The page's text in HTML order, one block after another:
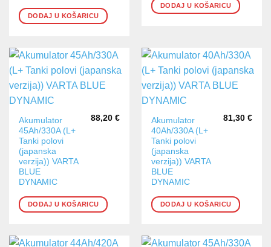
DODAJ U KOŠARICU
DODAJ U KOŠARICU
Akumulator
45Ah/330A (L+
Tanki polovi
(japanska
verzija)) VARTA
BLUE
DYNAMIC
88,20 €
DODAJ U KOŠARICU
Akumulator
40Ah/330A (L+
Tanki polovi
(japanska
verzija)) VARTA
BLUE
DYNAMIC
81,30 €
DODAJ U KOŠARICU